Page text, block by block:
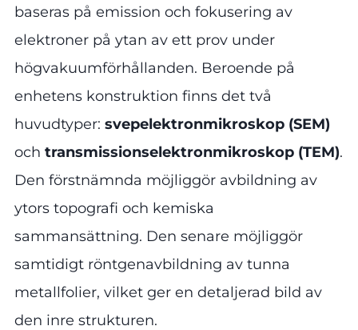
baseras på emission och fokusering av
elektroner på ytan av ett prov under
högvakuumförhållanden. Beroende på
enhetens konstruktion finns det två
huvudtyper: svepelektronmikroskop (SEM)
och transmissionselektronmikroskop (TEM).
Den förstnämnda möjliggör avbildning av
ytors topografi och kemiska
sammansättning. Den senare möjliggör
samtidigt röntgenavbildning av tunna
metallfolier, vilket ger en detaljerad bild av
den inre strukturen.